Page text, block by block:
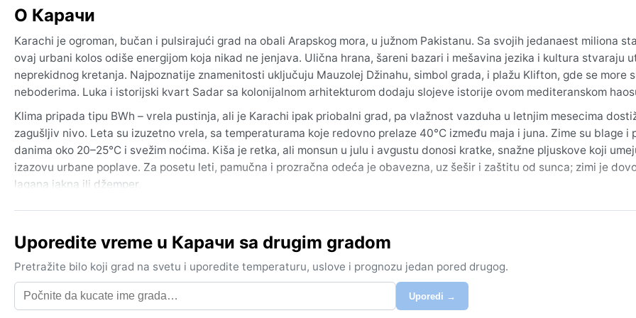
O Карачи
Karachi je ogroman, bučan i pulsirajući grad na obali Arapskog mora, u južnom Pakistanu. Sa svojih jedanaest miliona
ovaj urbani kolos odiše energijom koja nikad ne jenjava. Ulična hrana, šareni bazari i mešavina jezika i kultura stvaraju
neprekidnog kretanja. Najpoznatije znamenitosti uključuju Mauzolej Džinahu, simbol grada, i plažu Klifton, gde se more
neboderima. Luka i istorijski kvart Sadar sa kolonijalnom arhitekturom dodaju slojeve istorije ovom mediteranskom
Klima pripada tipu BWh – vrela pustinja, ali je Karachi ipak priobalni grad, pa vlažnost vazduha u letnjim mesecima
zagušljiv nivo. Leta su izuzetno vrela, sa temperaturama koje redovno prelaze 40°C između maja i juna. Zime su blage i
danima oko 20–25°C i svežim noćima. Kiša je retka, ali monsun u julu i avgustu donosi kratke, snažne pljuskove koji
izazovu urbane poplave. Za posetu leti, pamučna i prozračna odeća je obavezna, uz šešir i zaštitu od sunca; zimi je
lagana jakna ili džemper.
Najpovolniji period za boravak u Karačiju, meteorološki gledano, traje od novembra do februara, kada su temperature
olujne vetrove i obilne padavine. Tokom leta, česti su i topli, suvi vetrovi nalik na pustinjsku košavu koji podižu prašinu.
svemu, Karachi je grad ekstrema, kako u ljudskoj vrevi tako i u vremenskim prilikama.
Uporedite vreme u Карачи sa drugim gradom
Pretražite bilo koji grad na svetu i uporedite temperaturu, uslove i prognozu jedan pored drugog.
Uporedi →